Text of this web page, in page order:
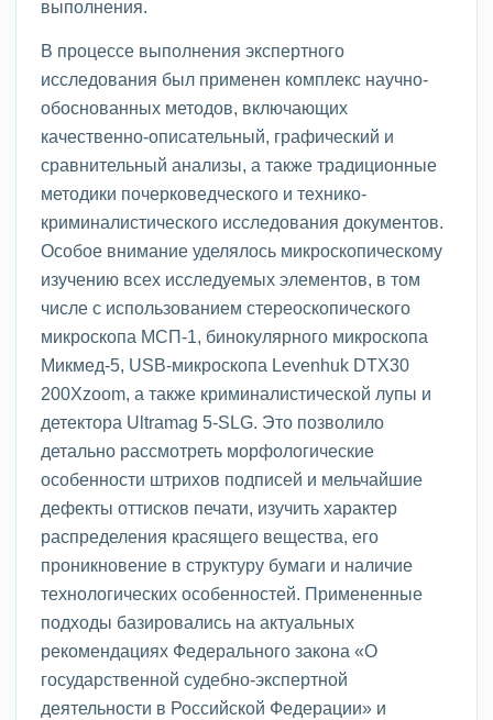
выполнения.
В процессе выполнения экспертного
исследования был применен комплекс научно-
обоснованных методов, включающих
качественно-описательный, графический и
сравнительный анализы, а также традиционные
методики почерковедческого и технико-
криминалистического исследования документов.
Особое внимание уделялось микроскопическому
изучению всех исследуемых элементов, в том
числе с использованием стереоскопического
микроскопа МСП-1, бинокулярного микроскопа
Микмед-5, USB-микроскопа Levenhuk DTX30
200Xzoom, а также криминалистической лупы и
детектора Ultramag 5-SLG. Это позволило
детально рассмотреть морфологические
особенности штрихов подписей и мельчайшие
дефекты оттисков печати, изучить характер
распределения красящего вещества, его
проникновение в структуру бумаги и наличие
технологических особенностей. Примененные
подходы базировались на актуальных
рекомендациях Федерального закона «О
государственной судебно-экспертной
деятельности в Российской Федерации» и